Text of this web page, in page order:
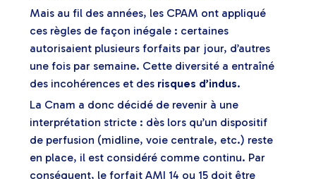
Mais au fil des années, les CPAM ont appliqué
ces règles de façon inégale : certaines
autorisaient plusieurs forfaits par jour, d’autres
une fois par semaine. Cette diversité a entraîné
des incohérences et des risques d’indus.
La Cnam a donc décidé de revenir à une
interprétation stricte : dès lors qu’un dispositif
de perfusion (midline, voie centrale, etc.) reste
en place, il est considéré comme continu. Par
conséquent, le forfait AMI 14 ou 15 doit être